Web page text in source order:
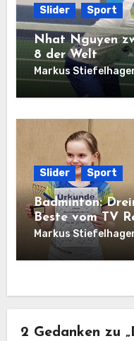
Slider Sport
Nhat Nguyen
8 der Welt
Markus
Slider Sport
Badminton:
Beste vom TV
Markus
2 Gedanken zu